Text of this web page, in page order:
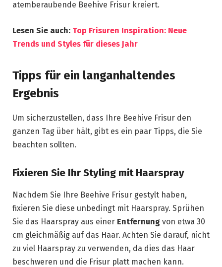
atemberaubende Beehive Frisur kreiert.
Lesen Sie auch: Top Frisuren Inspiration: Neue
Trends und Styles für dieses Jahr
Tipps für ein langanhaltendes
Ergebnis
Um sicherzustellen, dass Ihre Beehive Frisur den
ganzen Tag über hält, gibt es ein paar Tipps, die Sie
beachten sollten.
Fixieren Sie Ihr Styling mit Haarspray
Nachdem Sie Ihre Beehive Frisur gestylt haben,
fixieren Sie diese unbedingt mit Haarspray. Sprühen
Sie das Haarspray aus einer Entfernung von etwa 30
cm gleichmäßig auf das Haar. Achten Sie darauf, nicht
zu viel Haarspray zu verwenden, da dies das Haar
beschweren und die Frisur platt machen kann.